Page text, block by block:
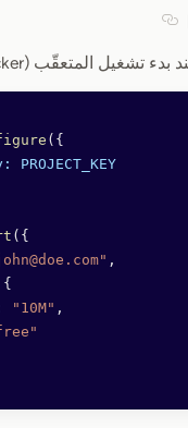
({
PROJECT_KEY
({
,
{
"10M" ,